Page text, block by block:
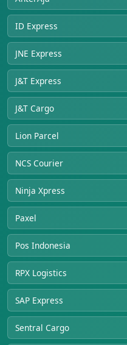
ID Express
JNE Express
J&T Express
J&T Cargo
Lion Parcel
NCS Courier
Ninja Xpress
Paxel
Pos Indonesia
RPX Logistics
SAP Express
Sentral Cargo